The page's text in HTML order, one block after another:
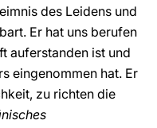
des Leidens und
Er hat uns berufen
auferstanden ist und
eingenommen hat. Er
zu richten die